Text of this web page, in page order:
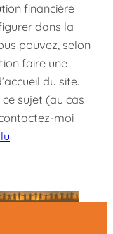
financière
dans la
pouvez, selon
faire une
du site.
sujet (au cas
moi